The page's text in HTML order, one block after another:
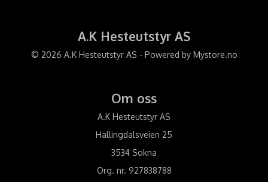
A.K Hesteutstyr AS
© 2026 A.K Hesteutstyr AS - Powered by Mystore.no
Om oss
A.K Hesteutstyr AS
Hallingdalsveien 25
3534 Sokna
Org. nr. 927838788